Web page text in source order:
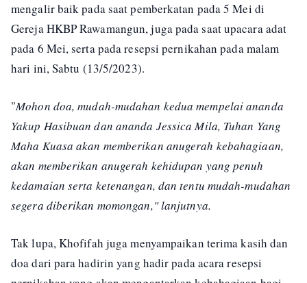
mengalir baik pada saat pemberkatan pada 5 Mei di
Gereja HKBP Rawamangun, juga pada saat upacara adat
pada 6 Mei, serta pada resepsi pernikahan pada malam
hari ini, Sabtu (13/5/2023).
"Mohon doa, mudah-mudahan kedua mempelai ananda
Yakup Hasibuan dan ananda Jessica Mila, Tuhan Yang
Maha Kuasa akan memberikan anugerah kebahagiaan,
akan memberikan anugerah kehidupan yang penuh
kedamaian serta ketenangan, dan tentu mudah-mudahan
segera diberikan momongan," lanjutnya.
Tak lupa, Khofifah juga menyampaikan terima kasih dan
doa dari para hadirin yang hadir pada acara resepsi